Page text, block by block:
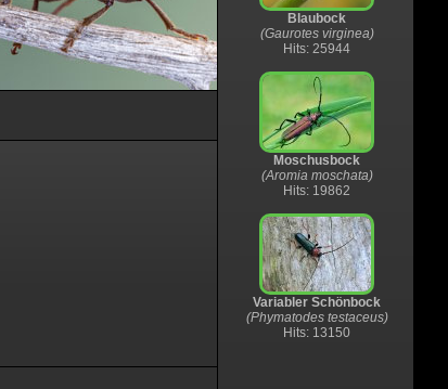
Blaubock
(Gaurotes virginea)
Hits: 25944
Moschusbock
(Aromia moschata)
Hits: 19862
Variabler Schönbock
(Phymatodes testaceus)
Hits: 13150